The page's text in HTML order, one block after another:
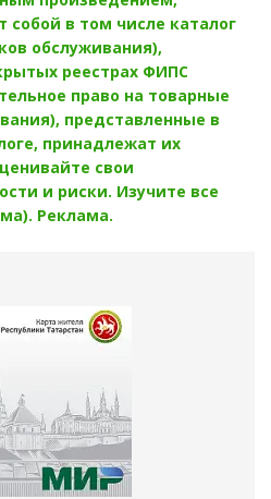
собой в том числе каталог
обслуживания),
реестрах ФИПС
право на товарные
представленные в
принадлежат их
свои
и риски. Изучите все
Реклама.